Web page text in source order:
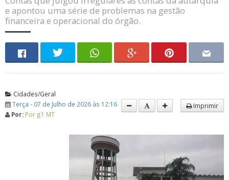
e apontou uma série de problemas na gestão
financeira e operacional do órgão.
Cidades/Geral
Terça - 07 de Julho de 2026 às 12:16
Por: Por g1 MT
Imprimir